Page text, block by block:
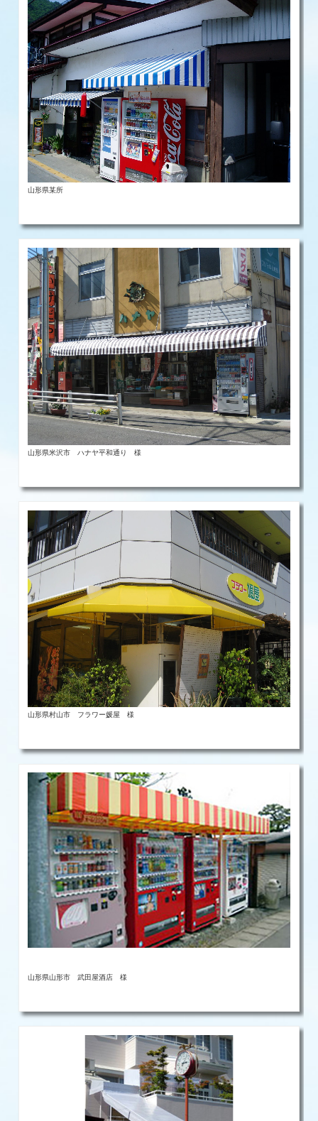
山形県某所
山形県米沢市 ハナヤ平和通り 様
山形県村山市 フラワー媛屋 様
山形県山形市 武田屋酒店 様